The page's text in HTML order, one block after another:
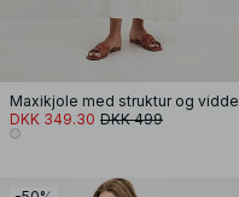
Maxikjole med struktur og vidde
DKK 349.30 DKK 499